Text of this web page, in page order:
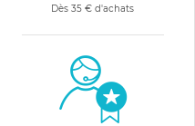
Dès 35 € d'achats